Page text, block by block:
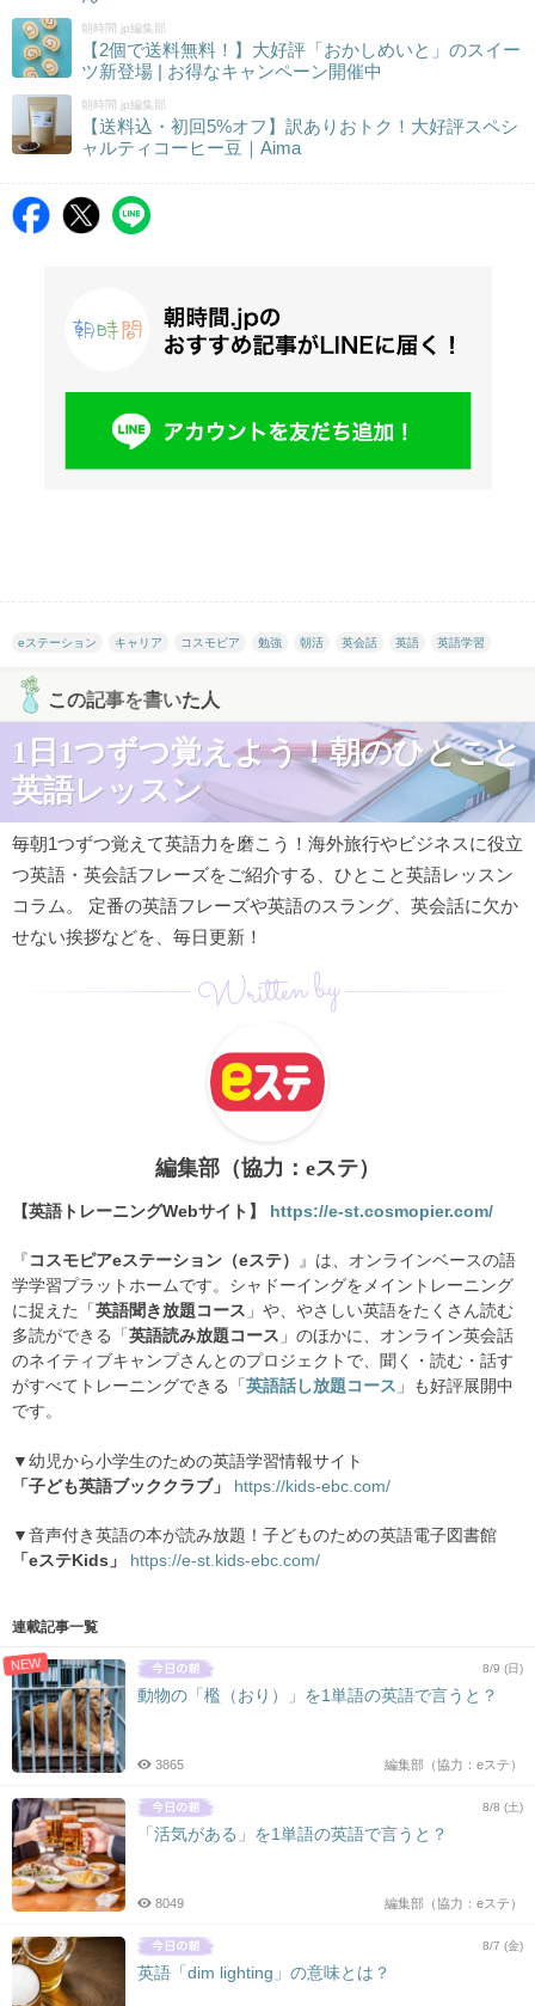
朝時間.jp編集部
【2個で送料無料！】大好評「おかしめいと」のスイー
ツ新登場 | お得なキャンペーン開催中
朝時間.jp編集部
【送料込・初回5%オフ】訳ありおトク！大好評スペシ
ャルティコーヒー豆｜Aima
eステーション キャリア コスモピア 勉強 朝活 英会話 英語 英語学習
この記事を書いた人
1日1つずつ覚えよう！朝のひとこと
英語レッスン
毎朝1つずつ覚えて英語力を磨こう！海外旅行やビジネスに役立
つ英語・英会話フレーズをご紹介する、ひとこと英語レッスン
コラム。 定番の英語フレーズや英語のスラング、英会話に欠か
せない挨拶などを、毎日更新！
Written by
編集部（協力：eステ）
【英語トレーニングWebサイト】 https://e-st.cosmopier.com/
『 コスモピアeステーション（eステ）
』は、オンラインベースの語
学学習プラットホームです。シャドーイングをメイントレーニング
に捉えた「 英語聞き放題コース 」や、やさしい英語をたくさん読む
多読ができる「 英語読み放題コース 」のほかに、オンライン英会話
のネイティブキャンプさんとのプロジェクトで、聞く・読む・話す
がすべてトレーニングできる「 英語話し放題コース 」も好評展開中
です。
▼幼児から小学生のための英語学習情報サイト
「子ども英語ブッククラブ」 https://kids-ebc.com/
▼音声付き英語の本が読み放題！子どものための英語電子図書館
「eステKids」
https://e-st.kids-ebc.com/
連載記事一覧
NEW 8/9 (日)
動物の「檻（おり）」を1単語の英語で言うと？
編集部（協力：eステ）
3865
8/8 (土)
「活気がある」を1単語の英語で言うと？
編集部（協力：eステ）
8049
8/7 (金)
英語「dim lighting」の意味とは？